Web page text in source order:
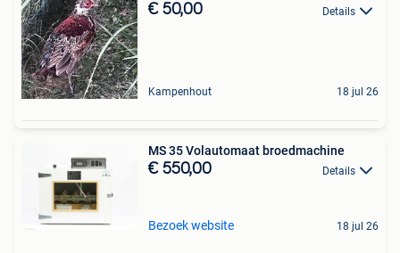
€ 50,00 Details
Kampenhout 18 jul 26
MS 35 Volautomaat broedmachine
€ 550,00 Details
Bezoek website 18 jul 26